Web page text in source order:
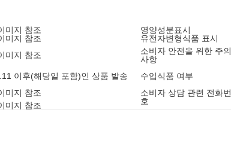
미지 참조 영양성분표시
미지 참조 유전자변형식품 표시
미지 참조
소비자 안전을 위한 주의
사항
이후(해당일 포함)인 상품 발송 수입식품 여부
미지 참조
소비자 상담 관련 전화번
호
미지 참조